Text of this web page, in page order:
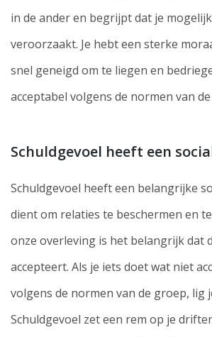
in de ander en begrijpt dat je
veroorzaakt. Je hebt een sterke
snel geneigd om te liegen en
acceptabel volgens de normen van
Schuldgevoel heeft een
Schuldgevoel heeft een belangrijke
dient om relaties te beschermen en
onze overleving is het belangrijk dat
accepteert. Als je iets doet wat niet
volgens de normen van de groep, lig
Schuldgevoel zet een rem op je